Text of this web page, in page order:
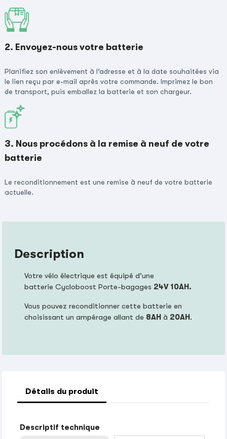
2. Envoyez-nous votre batterie
Planifiez son enlèvement à l’adresse et à la date souhaitées via
le lien reçu par e-mail après votre commande. Imprimez le bon
de transport, puis emballez la batterie et son chargeur.
3. Nous procédons à la remise à neuf de votre
batterie
Le reconditionnement est une remise à neuf de votre batterie
actuelle.
Description
Votre vélo électrique est équipé d'une
batterie Cycloboost Porte-bagages 24V 10AH.
Vous pouvez reconditionner cette batterie en
choisissant un ampérage allant de 8AH à 20AH.
Détails du produit
Descriptif technique